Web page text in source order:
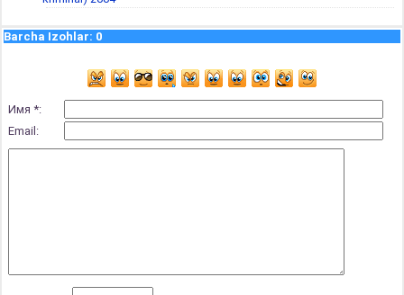
Barcha Izohlar: 0
Имя *:
Email: